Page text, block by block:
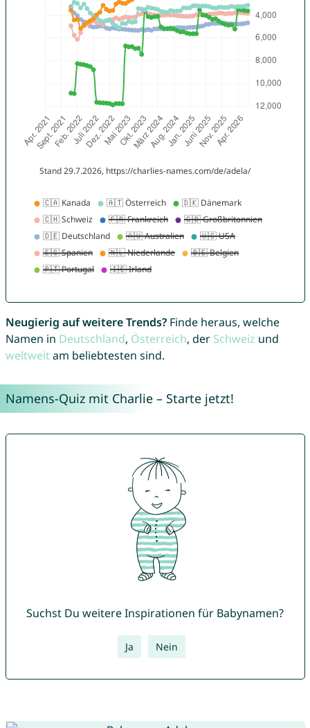
Neugierig auf weitere Trends?Finde heraus, welche
Namen in Deutschland, Österreich, der Schweiz und
weltweitam beliebtesten sind.
Namens-Quiz mit Charlie – Starte jetzt!
Suchst Du weitere Inspirationen für Babynamen?
Ja Nein